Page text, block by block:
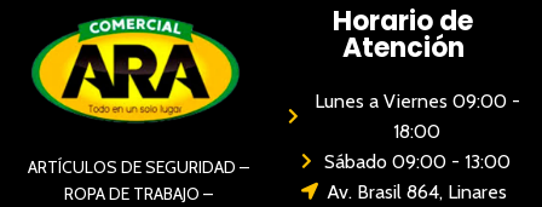
ARTÍCULOS DE SEGURIDAD –
ROPA DE TRABAJO –
Horario de
Atención
Lunes a Viernes 09:00 -
18:00
Sábado 09:00 - 13:00
Av. Brasil 864, Linares